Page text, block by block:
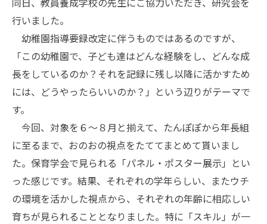
行いました。
幼稚園指導要録改定に伴うものではあるのですが、
「この幼稚園で、子ども達はどんな経験をし、どんな成
長をしているのか？それを記録に残し以降に活かすため
には、どうやったらいいのか？」という辺りがテーマで
す。
今回、対象を６〜８月と揃えて、たんぽぽから年長組
に至るまで、おのおの視点をたててまとめて貰いまし
た。保育学会で見られる「パネル・ポスター展示」とい
った感じです。結果、それぞれの学年らしい、またウチ
の環境を活かした視点から、それぞれの年齢に相応しい
育ちが見られることとなりました。特に「スキル」が一